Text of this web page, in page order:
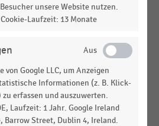
|STATISTIK
Wahl der Versandverpackung im
für
im E-Commerce (2021)
STATISTIK
Wahl der Versandverpackung im
unsere Website nutzen.
Laufzeit: 13 Monate
von Google LLC, um Anzeigen
Informationen (z. B. Klick-
erfassen und auszuwerten.
Laufzeit: 1 Jahr. Google Ireland
Barrow Street, Dublin 4, Ireland.